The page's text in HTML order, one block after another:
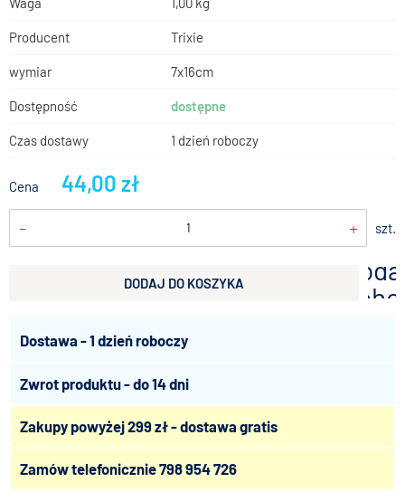
Producent Trixie
wymiar 7x16cm
Dostępność dostępne
Czas dostawy 1 dzień roboczy
Cena 44,00 zł
- + szt.
DODAJ DO KOSZYKA
Dostawa - 1 dzień roboczy
Zwrot produktu - do 14 dni
Zakupy powyżej 299 zł - dostawa gratis
Zamów telefonicznie798 954 726